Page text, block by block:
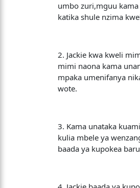
umbo zuri,mguu
katika shule nzima
2. Jackie kwa kweli
mimi naona kama
mpaka umenifanya
wote.
3. Kama unataka
kulia mbele ya
baada ya kupokea